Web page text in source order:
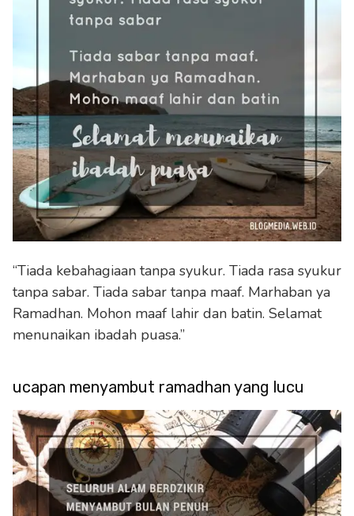
“Tiada kebahagiaan tanpa syukur. Tiada rasa syukur
tanpa sabar. Tiada sabar tanpa maaf. Marhaban ya
Ramadhan. Mohon maaf lahir dan batin. Selamat
menunaikan ibadah puasa.”
ucapan menyambut ramadhan yang lucu